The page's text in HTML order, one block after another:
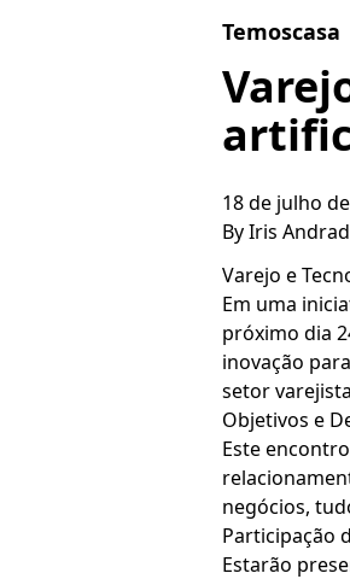
Temoscasa
18 de julho
ByIris
Varejo e
Em uma
próximo dia
inovação
setor
Objetivos e
Este
negócios,
Participação
Estarão